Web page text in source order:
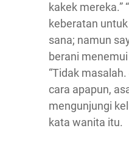
kakek mereka.”
keberatan
sana; namun
berani
“Tidak
cara apapun,
mengunjungi
kata wanita itu.